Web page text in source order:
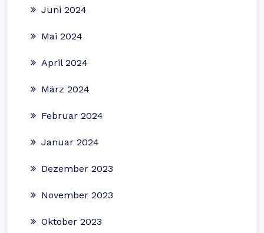
Juni 2024
Mai 2024
April 2024
März 2024
Februar 2024
Januar 2024
Dezember 2023
November 2023
Oktober 2023